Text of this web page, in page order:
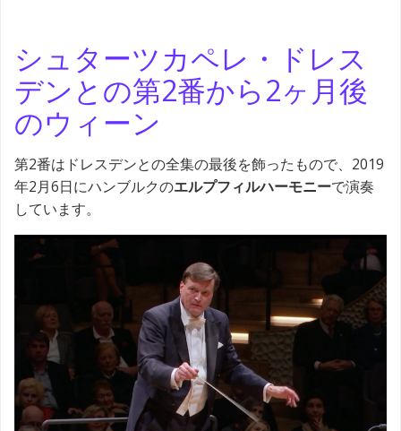
シュターツカペレ・ドレス
デンとの第2番から2ヶ月後
のウィーン
第2番はドレスデンとの全集の最後を飾ったもので、2019
年2月6日にハンブルクのエルプフィルハーモニーで演奏
しています。